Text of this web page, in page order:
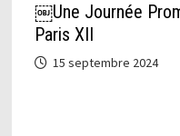
￼Une Journée
Paris XII
15 septembre 2024